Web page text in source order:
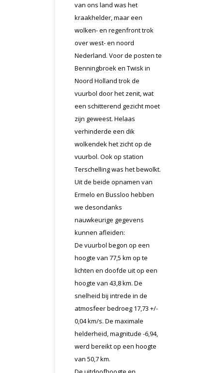
van ons land was het
kraakhelder, maar een
wolken- en regenfront trok
over west- en noord
Nederland. Voor de posten te
Benningbroek en Twisk in
Noord Holland trok de
vuurbol door het zenit, wat
een schitterend gezicht moet
zijn geweest. Helaas
verhinderde een dik
wolkendek het zicht op de
vuurbol. Ook op station
Terschelling was het bewolkt.
Uit de beide opnamen van
Ermelo en Bussloo hebben
we desondanks
nauwkeurige gegevens
kunnen afleiden:
De vuurbol begon op een
hoogte van 77,5 km op te
lichten en doofde uit op een
hoogte van 43,8 km. De
snelheid bij intrede in de
atmosfeer bedroeg 17,73 +/-
0,04 km/s. De maximale
helderheid, magnitude -6,94,
werd bereikt op een hoogte
van 50,7 km.